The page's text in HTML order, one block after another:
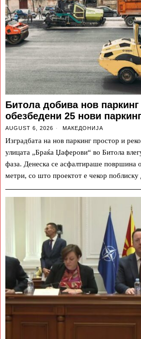
Битола добива нов
обезбедени 25 нови
AUGUST 6, 2026 МАКЕДОНИЈА
Изградбата на нов паркинг простор и
улицата „Браќа Џаферови“ во Битола
фаза. Денеска се асфалтираше површина
метри, со што проектот е чекор поблиску